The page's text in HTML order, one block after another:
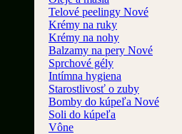
Telové peelingy
Krémy na ruky
Krémy na nohy
Balzamy na pery
Sprchové gély
Intímna hygiena
Starostlivosť o zuby
Bomby do kúpeľa
Soli do kúpeľa
Vône